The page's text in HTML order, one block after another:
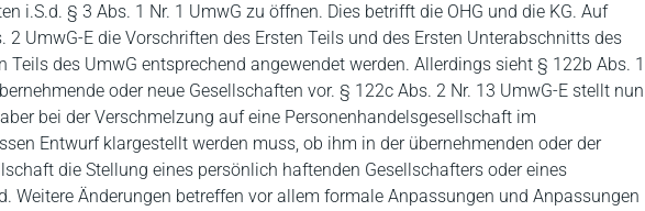
i.S.d. § 3 Abs. 1 Nr. 1 UmwG zu öffnen. Dies betrifft die OHG und die KG. Auf
UmwG-E die Vorschriften des Ersten Teils und des Ersten Unterabschnitts des
Teils des UmwG entsprechend angewendet werden. Allerdings sieht § 122b Abs. 1
oder neue Gesellschaften vor. § 122c Abs. 2 Nr. 13 UmwG-E stellt nun
bei der Verschmelzung auf eine Personenhandelsgesellschaft im
Entwurf klargestellt werden muss, ob ihm in der übernehmenden oder der
die Stellung eines persönlich haftenden Gesellschafters oder eines
Weitere Änderungen betreffen vor allem formale Anpassungen und Anpassungen